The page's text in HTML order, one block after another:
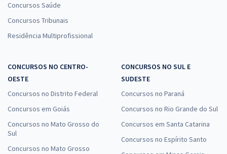
Concursos Saúde
Concursos Tribunais
Residência Multiprofissional
CONCURSOS NO CENTRO-
OESTE
Concursos no Distrito Federal
Concursos em Goiás
Concursos no Mato Grosso do
Sul
Concursos no Mato Grosso
CONCURSOS NO SUL E
SUDESTE
Concursos no Paraná
Concursos no Rio Grande do Sul
Concursos em Santa Catarina
Concursos no Espírito Santo